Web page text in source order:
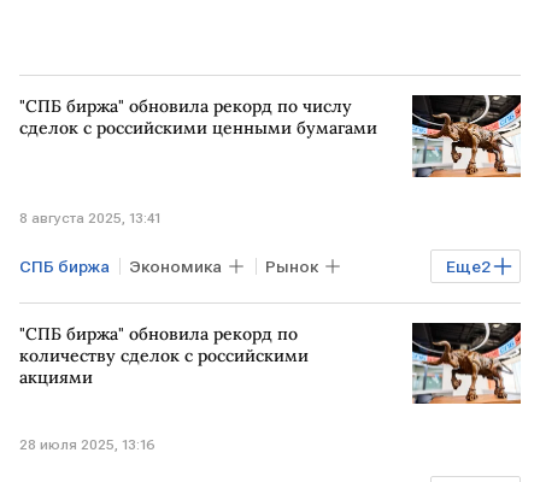
"СПБ биржа" обновила рекорд по числу
сделок с российскими ценными бумагами
8 августа 2025, 13:41
Еще2
СПБ биржа Экономика Рынок
рекорд ценные бумаги
"СПБ биржа" обновила рекорд по
количеству сделок с российскими
акциями
28 июля 2025, 13:16